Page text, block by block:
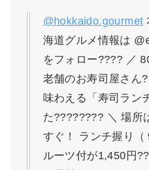
@hokkaido.gourmet
海道グルメ情報は
をフォロー???? ／
老舗のお寿司屋さん
味わえる「寿司ラン
た???????? ＼ 場所
すぐ！ ランチ握り（
ルーツ付が1,450円